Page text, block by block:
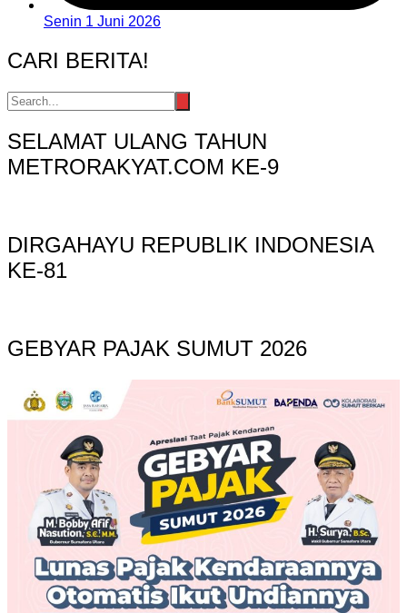
Senin 1 Juni 2026
CARI BERITA!
SELAMAT ULANG TAHUN
METRORAKYAT.COM KE-9
DIRGAHAYU REPUBLIK INDONESIA
KE-81
GEBYAR PAJAK SUMUT 2026